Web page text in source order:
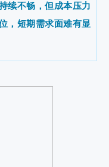
续不畅，但成本压力
，短期需求面难有显